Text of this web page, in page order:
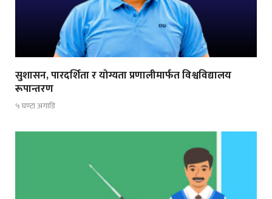
सुशासन, पारदर्शिता र योग्यता प्रणालीमार्फत विश्वविद्यालय
रूपान्तरण
५ घण्टा अगाडि